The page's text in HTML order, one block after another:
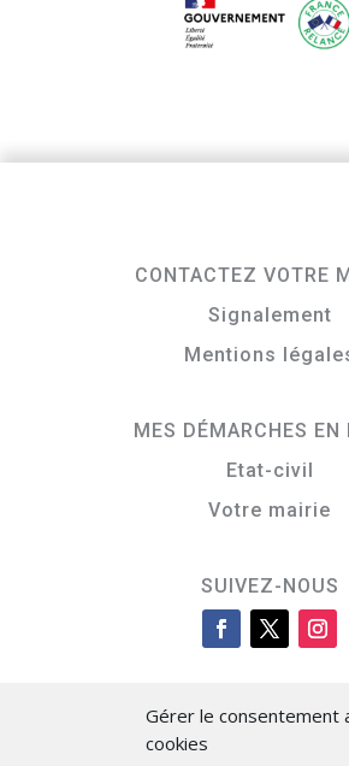
Gérer le consentement
cookies
CONTACTEZ VOTRE
Signalement
Mentions
MES DÉMARCHES EN
Etat-civil
Votre mairie
SUIVEZ-NOUS